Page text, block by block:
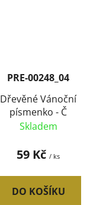
PRE-00248_04
Dřevěné Vánoční
písmenko - Č
Skladem
59 Kč / ks
DO KOŠÍKU